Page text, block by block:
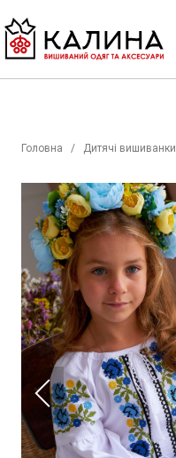
Головна Дитячі вишиванки